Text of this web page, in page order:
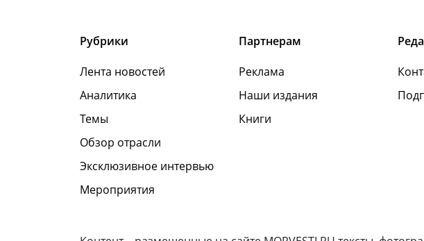
Рубрики
Лента новостей
Аналитика
Темы
Обзор отрасли
Эксклюзивное интервью
Мероприятия
Партнерам
Реклама
Наши издания
Книги